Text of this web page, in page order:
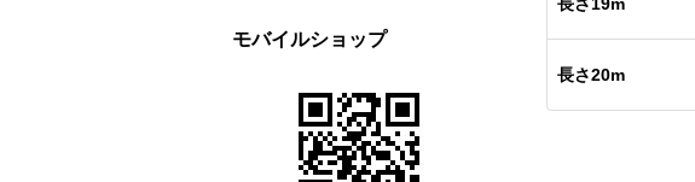
長さ20m
モバイルショップ